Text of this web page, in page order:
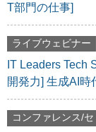
T部門の仕事]
ライブウェビナー
IT Leaders Tech
開発力] 生成AI時
コンファレンス/セ